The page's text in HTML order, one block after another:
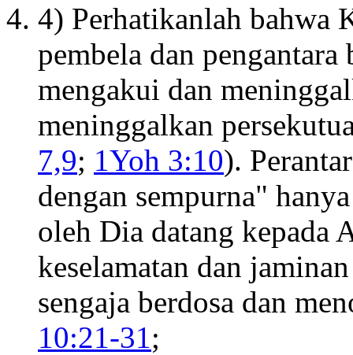
4) Perhatikanlah bahwa
pembela dan
mengakui dan
meninggalkan
7,9; 1Yoh 3:10).
dengan sempurna"
oleh Dia datang kepada
keselamatan dan
sengaja berdosa dan
10:21-31;